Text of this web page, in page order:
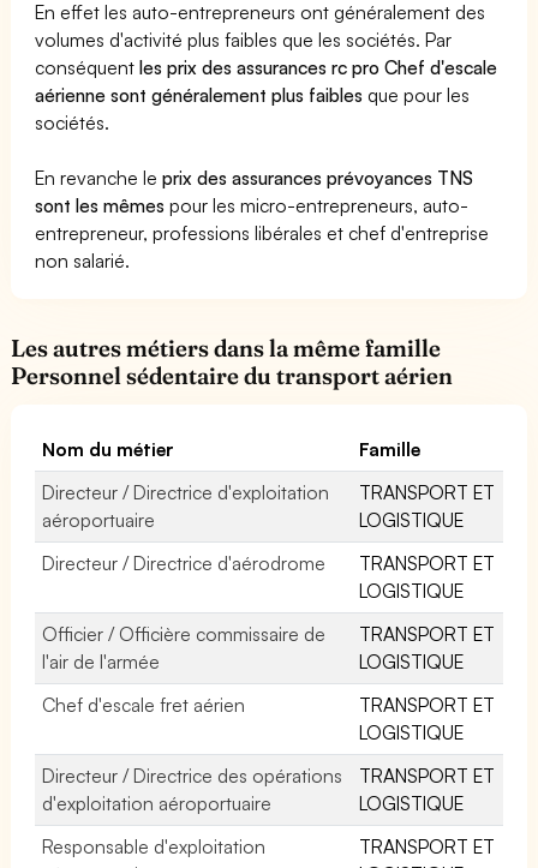
En effet les auto-entrepreneurs ont généralement des
volumes d'activité plus faibles que les sociétés. Par
conséquentles prix des assurances rc pro Chef d'escale
aérienne sont généralement plus faibles que pour les
sociétés.
En revanche leprix des assurances prévoyances TNS
sont les mêmes pour les micro-entrepreneurs, auto-
entrepreneur, professions libérales et chef d'entreprise
non salarié.
Les autres métiers dans la même famille
Personnel sédentaire du transport aérien
Nom du métier
Famille
Directeur / Directrice d'exploitation
aéroportuaire
TRANSPORT ET
LOGISTIQUE
Directeur / Directrice d'aérodrome
TRANSPORT ET
LOGISTIQUE
Officier / Officière commissaire de
l'air de l'armée
TRANSPORT ET
LOGISTIQUE
Chef d'escale fret aérien
TRANSPORT ET
LOGISTIQUE
Directeur / Directrice des opérations
d'exploitation aéroportuaire
TRANSPORT ET
LOGISTIQUE
Responsable d'exploitation
TRANSPORT ET